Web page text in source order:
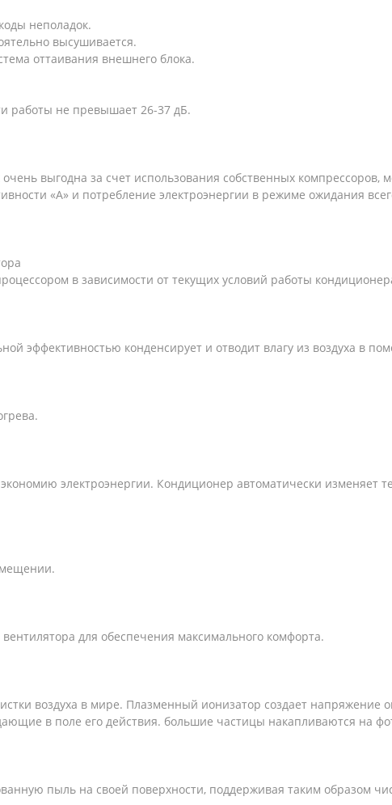
неполадок.
высушивается.
оттаивания внешнего блока.
работы не превышает 26-37 дБ.
выгодна за счет использования собственных компрессоров,
«А» и потребление электроэнергии в режиме ожидания
в зависимости от текущих условий работы
эффективностью конденсирует и отводит влагу из воздуха в
электроэнергии. Кондиционер автоматически изменяет
для обеспечения максимального комфорта.
воздуха в мире. Плазменный ионизатор создает напряжение
в поле его действия. большие частицы накапливаются на
пыль на своей поверхности, поддерживая таким образом